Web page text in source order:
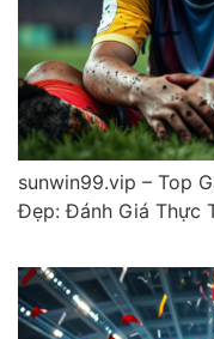
sunwin99.vip – Top
Đẹp: Đánh Giá Thực